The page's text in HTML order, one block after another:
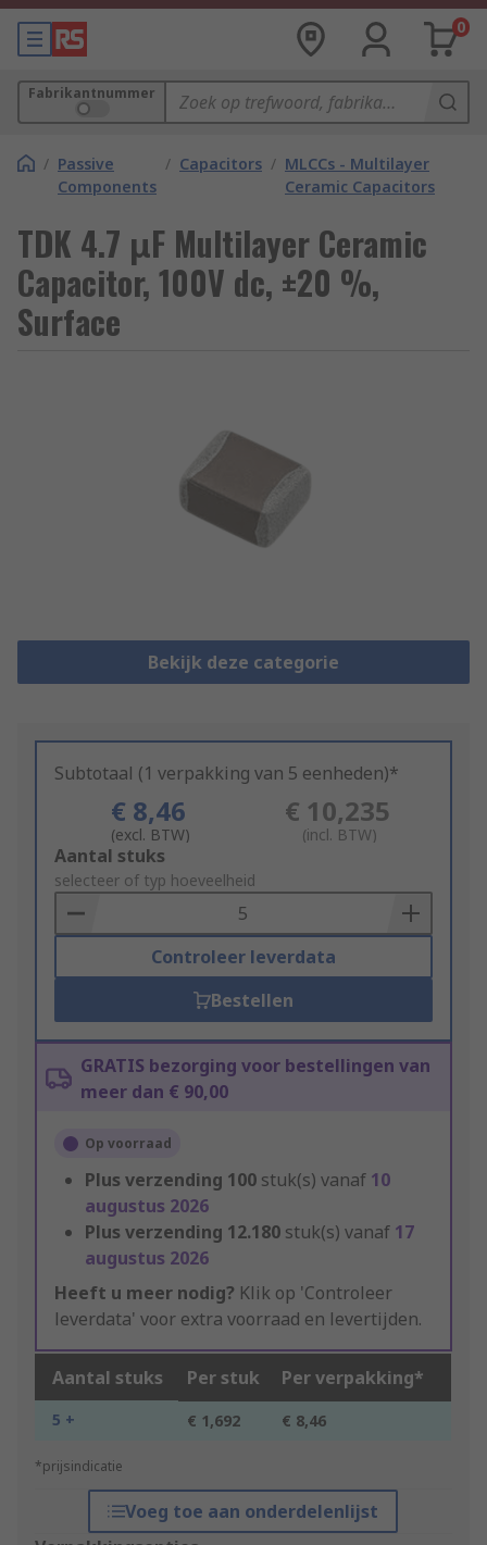
0
Fabrikantnummer
/ Passive
Components
/ Capacitors / MLCCs - Multilayer
Ceramic Capacitors
TDK 4.7 μF Multilayer Ceramic
Capacitor, 100V dc, ±20 %,
Surface
Bekijk deze categorie
Subtotaal (1 verpakking van 5 eenheden)*
€ 8,46
(excl. BTW)
€ 10,235
(incl. BTW)
Add
to
Basket
Aantal stuks
selecteer of typ hoeveelheid
Controleer leverdata
Bestellen
GRATIS bezorging voor bestellingen van
meer dan € 90,00
Op voorraad
Plus verzending 100 stuk(s) vanaf 10
augustus 2026
Plus verzending 12.180 stuk(s) vanaf 17
augustus 2026
Heeft u meer nodig? Klik op 'Controleer
leverdata' voor extra voorraad en levertijden.
Aantal stuks Per stuk Per verpakking*
5 + € 1,692 € 8,46
*prijsindicatie
Voeg toe aan onderdelenlijst